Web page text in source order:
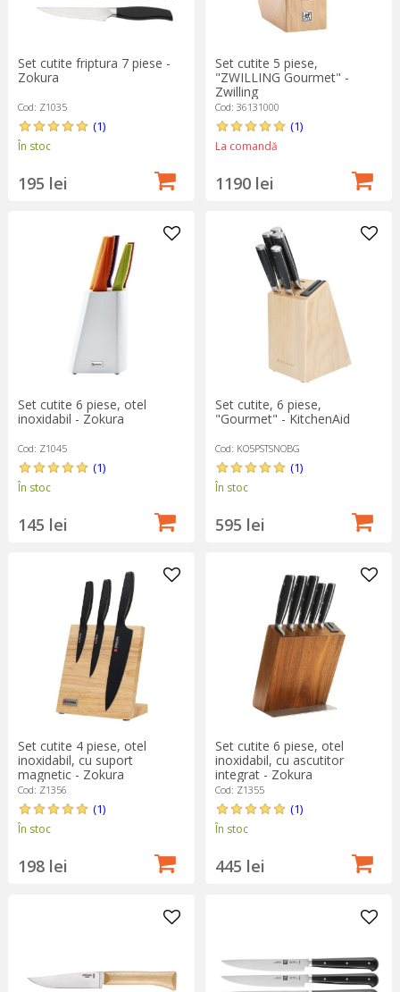
Set cutite friptura 7 piese -
Zokura
Cod: Z1035
(1)
În stoc
195 lei
Set cutite 5 piese,
"ZWILLING Gourmet" -
Zwilling
Cod: 36131000
(1)
La comandă
1190 lei
Set cutite 6 piese, otel
inoxidabil - Zokura
Cod: Z1045
(1)
În stoc
145 lei
Set cutite, 6 piese,
"Gourmet" - KitchenAid
Cod: KO5PSTSNOBG
(1)
În stoc
595 lei
Set cutite 4 piese, otel
inoxidabil, cu suport
magnetic - Zokura
Cod: Z1356
(1)
În stoc
198 lei
Set cutite 6 piese, otel
inoxidabil, cu ascutitor
integrat - Zokura
Cod: Z1355
(1)
În stoc
445 lei